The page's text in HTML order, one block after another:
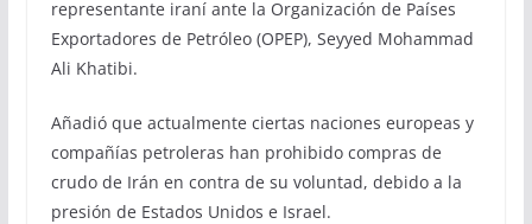
representante iraní ante la Organización de Países
Exportadores de Petróleo (OPEP), Seyyed Mohammad
Ali Khatibi.
Añadió que actualmente ciertas naciones europeas y
compañías petroleras han prohibido compras de
crudo de Irán en contra de su voluntad, debido a la
presión de Estados Unidos e Israel.